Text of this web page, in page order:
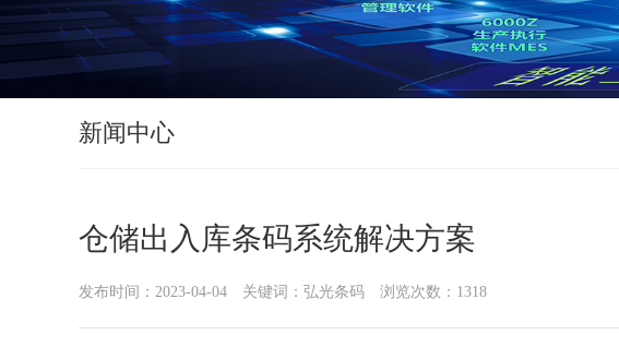
新闻中心
仓储出入库条码系统解决方案
发布时间：2023-04-04 关键词：弘光条码 浏览次数：1318